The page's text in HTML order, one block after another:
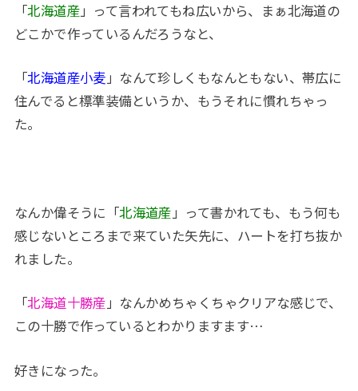
「北海道産」って言われてもね広いから、まぁ北海道の
どこかで作っているんだろうなと、
「北海道産小麦」なんて珍しくもなんともない、帯広に
住んでると標準装備というか、もうそれに慣れちゃっ
た。
なんか偉そうに「北海道産」って書かれても、もう何も
感じないところまで来ていた矢先に、ハートを打ち抜か
れました。
「北海道十勝産」なんかめちゃくちゃクリアな感じで、
この十勝で作っているとわかりますます…
好きになった。